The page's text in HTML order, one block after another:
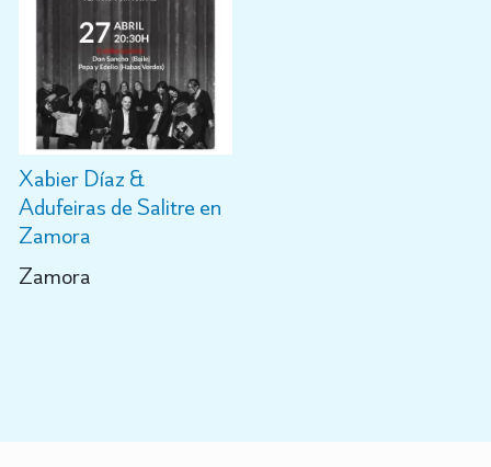
Xabier Díaz &
Adufeiras de Salitre en
Zamora
Zamora